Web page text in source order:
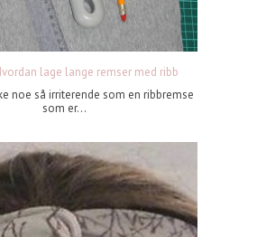
lage lange remser med ribb
noe så irriterende som en ribbremse
som er...